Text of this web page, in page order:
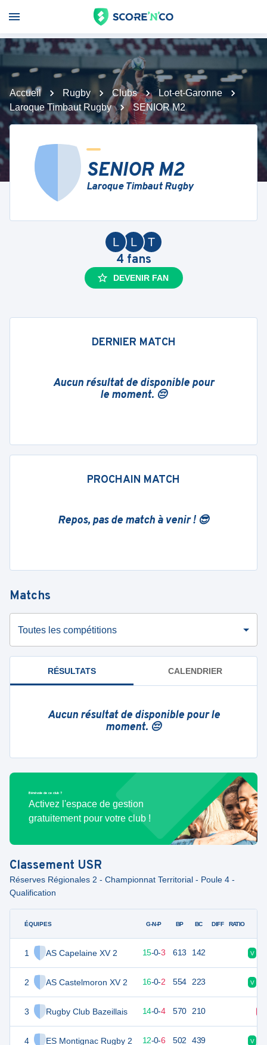
Accueil Rugby Clubs
Lot-et-Garonne
Laroque Timbaut Rugby
SENIOR M2
SENIOR M2
Laroque Timbaut Rugby
T
L
L
4 fans
DEVENIR FAN
DERNIER MATCH
Aucun résultat de disponible pour
le moment. 😔
PROCHAIN MATCH
Repos, pas de match à venir ! 😎
Matchs
Toutes les compétitions
RÉSULTATS CALENDRIER
Aucun résultat de disponible pour le
moment. 😔
Bénévole de ce club ?
Activez l'espace de gestion
gratuitement pour votre club !
Classement USR
Réserves Régionales 2 - Championnat Territorial - Poule 4 -
Qualification
ÉQUIPES
1 AS Capelaine XV 2
2 AS Castelmoron XV 2
3 Rugby Club Bazeillais
4 ES Montignac Rugby 2
G-N-P BP BC DIFF RATIO
75 15-0-3 613 142 V
74 18 16-0-2 554 223 V
71 18 14-0-4 570 210
53 18 12-0-6 502 439 V